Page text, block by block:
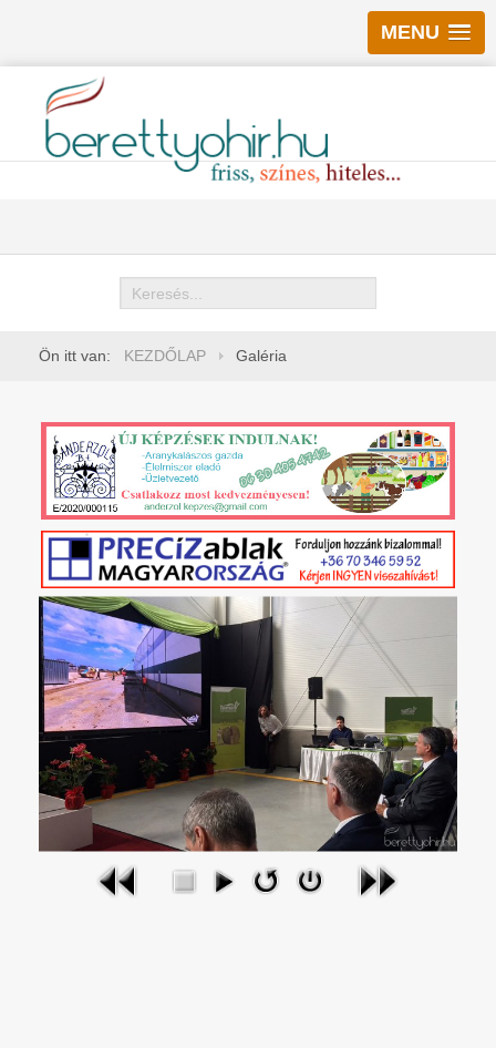
MENU
Keresés
Ön itt van: KEZDŐLAP Galéria